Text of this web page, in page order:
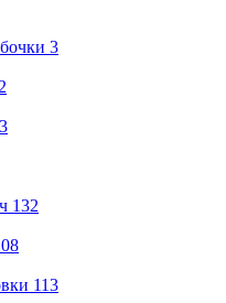
3
132
113